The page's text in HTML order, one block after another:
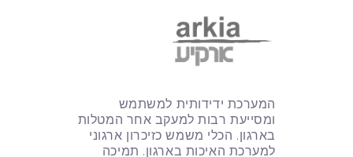
המערכת ידידותית למשתמש
ומסייעת רבות למעקב אחר המטלות
בארגון. הכלי משמש כזיכרון ארגוני
למערכת האיכות בארגון. תמיכה